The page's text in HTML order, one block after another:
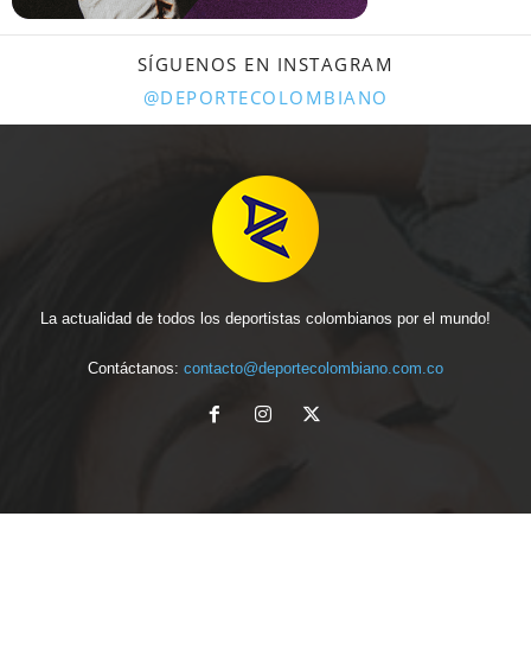
SÍGUENOS EN INSTAGRAM
@DEPORTECOLOMBIANO
La actualidad de todos los deportistas colombianos por el mundo!
Contáctanos: contacto@deportecolombiano.com.co